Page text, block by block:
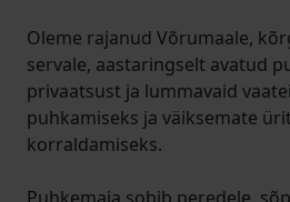
Oleme rajanud Võrumaale,
servale, aastaringselt avatud
privaatsust ja lummavaid
puhkamiseks ja väiksemate
korraldamiseks.